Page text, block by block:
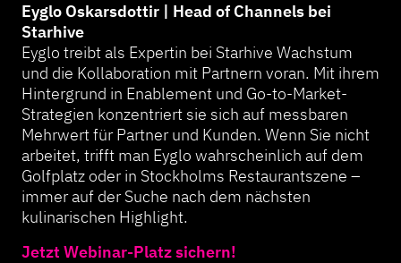
Eyglo Oskarsdottir | Head of Channels bei
Starhive
Eyglo treibt als Expertin bei Starhive Wachstum
und die Kollaboration mit Partnern voran. Mit ihrem
Hintergrund in Enablement und Go-to-Market-
Strategien konzentriert sie sich auf messbaren
Mehrwert für Partner und Kunden. Wenn Sie nicht
arbeitet, trifft man Eyglo wahrscheinlich auf dem
Golfplatz oder in Stockholms Restaurantszene –
immer auf der Suche nach dem nächsten
kulinarischen Highlight.
Jetzt Webinar-Platz sichern!